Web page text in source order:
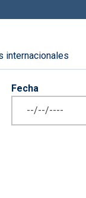
internacionales
Fecha